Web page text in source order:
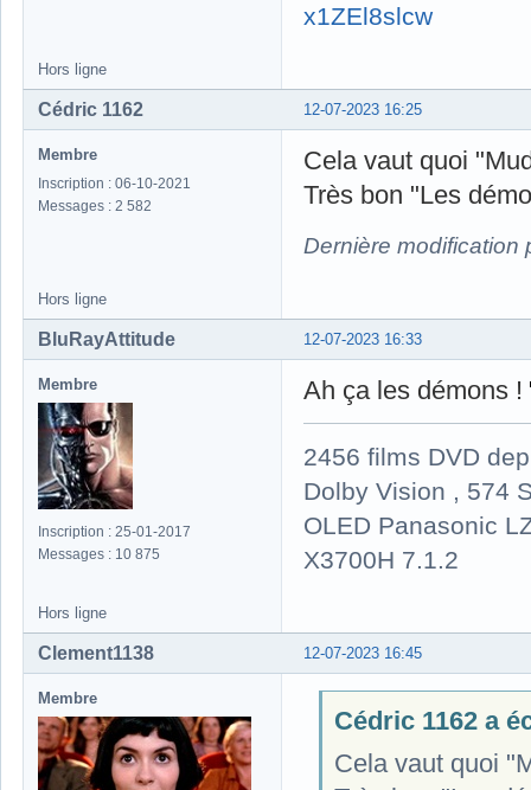
x1ZEl8slcw
Hors ligne
12-07-2023 16:25
Cédric 1162
Membre
Inscription : 06-10-2021
Messages : 2 582
Cela vaut quoi
Très bon "Les
Dernière modification
Hors ligne
12-07-2023 16:33
BluRayAttitude
Membre
Inscription : 25-01-2017
Messages : 10 875
Ah ça les démons !
2456 films DVD
Dolby Vision , 574
OLED Panasonic
X3700H 7.1.2
Hors ligne
12-07-2023 16:45
Clement1138
Membre
Cédric 1162 a
Cela vaut quoi